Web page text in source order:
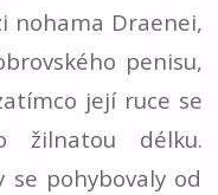
nohama Draenei,
penisu,
její ruce se
žilnatou délku.
pohybovaly od